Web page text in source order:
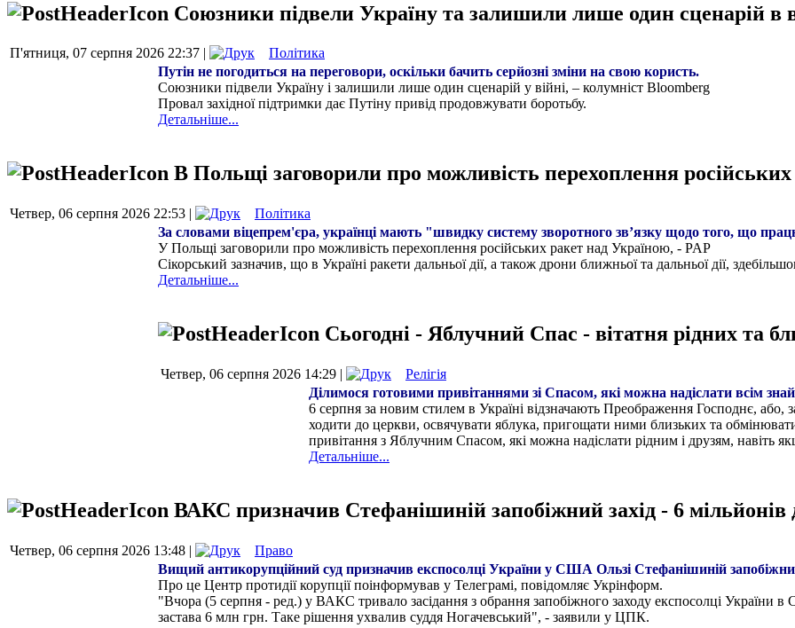
Союзники підвели Україну та залишили лише один сценарій в
П'ятниця, 07 серпня 2026 22:37 |
Політика
Путін не погодиться на переговори, оскільки бачить серйозні зміни на свою користь.
Союзники підвели Україну і залишили лише один сценарій у війні, – колумніст Bloomberg
Провал західної підтримки дає Путіну привід продовжувати боротьбу.
Детальніше...
В Польщі заговорили про можливість перехоплення
Четвер, 06 серпня 2026 22:53 |
Політика
За словами віцепрем'єра, українці мають "швидку систему зворотного зв’язку щодо того, що
У Польщі заговорили про можливість перехоплення російських ракет над Україною, - PAP
Сікорський зазначив, що в Україні ракети дальньої дії, а також дрони ближньої та дальньої дії,
Детальніше...
Сьогодні - Яблучний Спас - вітатня рідних та
Четвер, 06 серпня 2026 14:29 |
Релігія
Ділимося готовими привітаннями зі Спасом, які можна надіслати всім
6 серпня за новим стилем в Україні відзначають Преображення Господнє,
ходити до церкви, освячувати яблука, пригощати ними близьких та
привітання з Яблучним Спасом, які можна надіслати рідним і друзям, навіть
Детальніше...
ВАКС призначив Стефанішиній запобіжний захід - 6 мільйонів
Четвер, 06 серпня 2026 13:48 |
Право
Вищий антикорупційний суд призначив експосолці України у США Ользі Стефанішиній
Про це Центр протидії корупції поінформував у Телеграмі, повідомляє Укрінформ.
"Вчора (5 серпня - ред.) у ВАКС тривало засідання з обрання запобіжного заходу експосолці України
застава 6 млн грн. Таке рішення ухвалив суддя Ногачевський", - заявили у ЦПК.